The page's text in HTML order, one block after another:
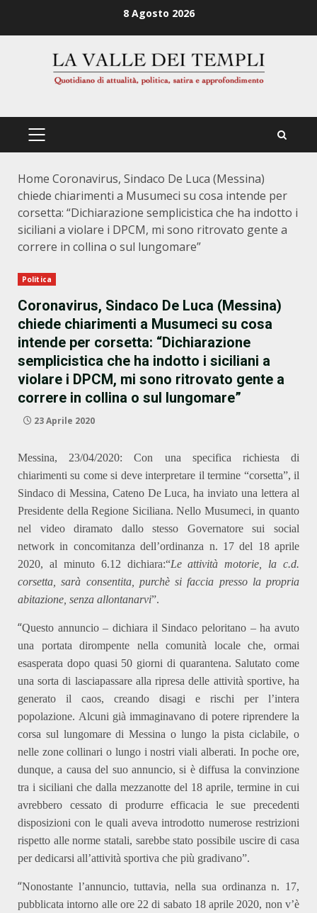
8 Agosto 2026
PRIMÄRES
Home Coronavirus, Sindaco De Luca (Messina)
chiede chiarimenti a Musumeci su cosa intende per
corsetta: “Dichiarazione semplicistica che ha indotto i
siciliani a violare i DPCM, mi sono ritrovato gente a
correre in collina o sul lungomare”
Politica
Coronavirus, Sindaco De Luca (Messina)
chiede chiarimenti a Musumeci su cosa
intende per corsetta: “Dichiarazione
semplicistica che ha indotto i siciliani a
violare i DPCM, mi sono ritrovato gente a
correre in collina o sul lungomare”
23 Aprile 2020
Messina, 23/04/2020: Con una specifica richiesta di
chiarimenti su come si deve interpretare il termine “corsetta”, il
Sindaco di Messina, Cateno De Luca,ha inviato una lettera al
Presidente della Regione Siciliana. Nello Musumeci, in quanto
nel video diramato dallo stesso Governatore sui social
networkin concomitanza dell’ordinanza n. 17 del 18 aprile
2020, al minuto 6.12 dichiara:“Le attività motorie, la c.d.
corsetta, sarà consentita, purchè si faccia presso la propria
abitazione, senza allontanarvi”.
“Questo annuncio – dichiara il Sindaco peloritano –ha avuto
una portata dirompente nella comunità locale che, ormai
esasperata dopo quasi 50 giorni di quarantena. Salutato come
una sorta di lasciapassare alla ripresa delle attività sportive, ha
generato il caos, creando disagi e rischi per l’intera
popolazione. Alcuni già immaginavano di potere riprendere la
corsa sul lungomare di Messina o lungo la pista ciclabile, o
nelle zone collinari o lungo i nostri viali alberati. In poche ore,
dunque, a causa del suo annuncio, si è diffusa la convinzione
tra i siciliani che dalla mezzanotte del 18 aprile, termine in cui
avrebbero cessato di produrre efficacia lesue precedenti
disposizioni con le quali aveva introdotto numerose restrizioni
rispetto alle norme statali, sarebbe stato possibile uscire di casa
per dedicarsi all’attività sportiva che più gradivano”.
“Nonostante l’annuncio, tuttavia, nella sua ordinanza n. 17,
pubblicata intorno alle ore 22 di sabato 18 aprile 2020, non v’è